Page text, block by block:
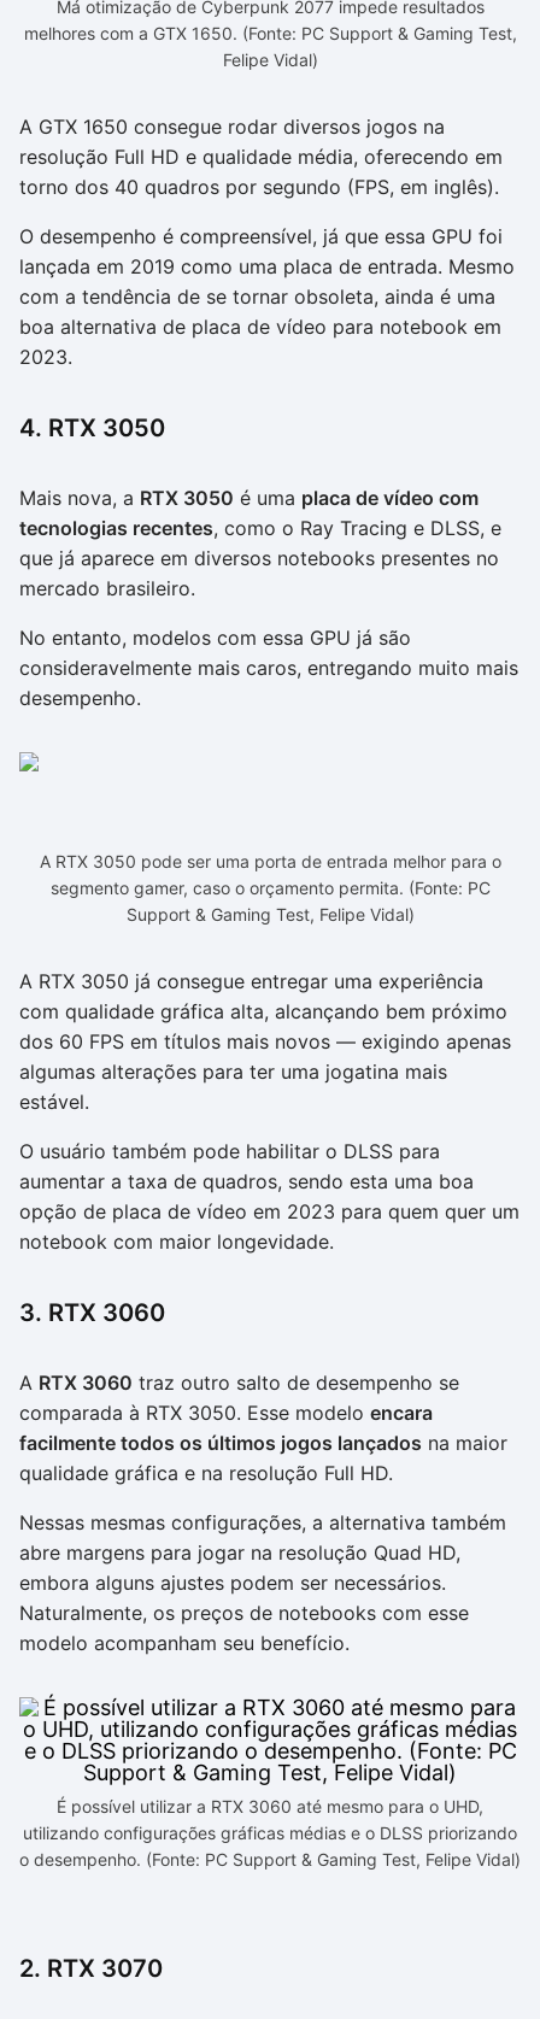
Má otimização de Cyberpunk 2077 impede resultados
melhores com a GTX 1650. (Fonte: PC Support & Gaming Test,
Felipe Vidal)
A GTX 1650 consegue rodar diversos jogos na
resolução Full HD e qualidade média, oferecendo em
torno dos 40 quadros por segundo (FPS, em inglês).
O desempenho é compreensível, já que essa GPU foi
lançada em 2019 como uma placa de entrada. Mesmo
com a tendência de se tornar obsoleta, ainda é uma
boa alternativa de placa de vídeo para notebook em
2023.
4. RTX 3050
Mais nova, a RTX 3050 é uma placa de vídeo com
tecnologias recentes, como o Ray Tracing e DLSS, e
que já aparece em diversos notebooks presentes no
mercado brasileiro.
No entanto, modelos com essa GPU já são
consideravelmente mais caros, entregando muito mais
desempenho.
A RTX 3050 pode ser uma porta de entrada melhor para o
segmento gamer, caso o orçamento permita. (Fonte: PC
Support & Gaming Test, Felipe Vidal)
A RTX 3050 já consegue entregar uma experiência
com qualidade gráfica alta, alcançando bem próximo
dos 60 FPS em títulos mais novos — exigindo apenas
algumas alterações para ter uma jogatina mais
estável.
O usuário também pode habilitar o DLSS para
aumentar a taxa de quadros, sendo esta uma boa
opção de placa de vídeo em 2023 para quem quer um
notebook com maior longevidade.
3. RTX 3060
A RTX 3060 traz outro salto de desempenho se
comparada à RTX 3050. Esse modelo encara
facilmente todos os últimos jogos lançados na maior
qualidade gráfica e na resolução Full HD.
Nessas mesmas configurações, a alternativa também
abre margens para jogar na resolução Quad HD,
embora alguns ajustes podem ser necessários.
Naturalmente, os preços de notebooks com esse
modelo acompanham seu benefício.
É possível utilizar a RTX 3060 até mesmo para o UHD,
utilizando configurações gráficas médias e o DLSS priorizando
o desempenho. (Fonte: PC Support & Gaming Test, Felipe Vidal)
2. RTX 3070